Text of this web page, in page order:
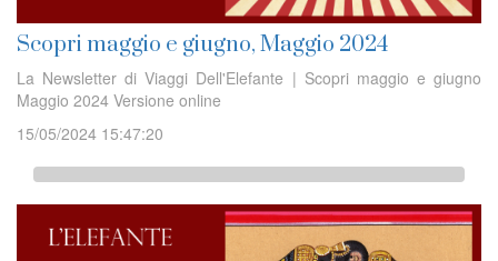
Scopri maggio e giugno, Maggio 2024
La Newsletter di Viaggi Dell'Elefante | Scopri maggio e giugno
Maggio 2024 Versione online
15/05/2024 15:47:20